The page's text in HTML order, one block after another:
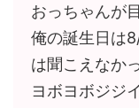
おっちゃんが
俺の誕生日は
は聞こえなか
ヨボヨボジジ